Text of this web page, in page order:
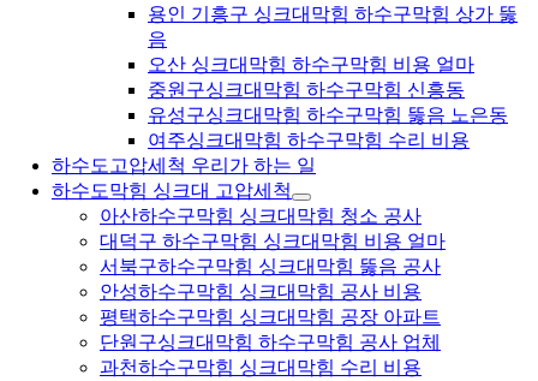
용인 기흥구 싱크대막힘 하수구막힘 상가 뚫
음
오산 싱크대막힘 하수구막힘 비용 얼마
중원구싱크대막힘 하수구막힘 신흥동
유성구싱크대막힘 하수구막힘 뚫음 노은동
여주싱크대막힘 하수구막힘 수리 비용
하수도고압세척 우리가 하는 일
하수도막힘 싱크대 고압세척
아산하수구막힘 싱크대막힘 청소 공사
대덕구 하수구막힘 싱크대막힘 비용 얼마
서북구하수구막힘 싱크대막힘 뚫음 공사
안성하수구막힘 싱크대막힘 공사 비용
평택하수구막힘 싱크대막힘 공장 아파트
단원구싱크대막힘 하수구막힘 공사 업체
과천하수구막힘 싱크대막힘 수리 비용